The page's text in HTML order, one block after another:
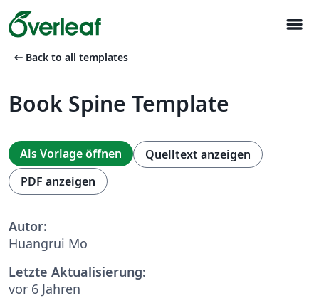
menu
arrow_left_alt Back to all templates
Book Spine Template
Als Vorlage öffnen
Quelltext anzeigen
PDF anzeigen
Autor:
Huangrui Mo
Letzte Aktualisierung:
vor 6 Jahren